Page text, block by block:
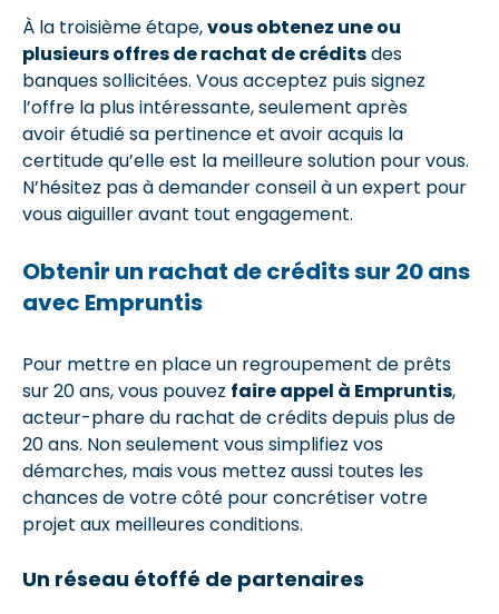
À la troisième étape,vous obtenez une ou
plusieurs offres de rachat de créditsdes
banques sollicitées. Vous acceptez puis signez
l’offre la plus intéressante, seulement après
avoir étudié sa pertinence et avoir acquis la
certitude qu’elle est la meilleure solution pour vous.
N’hésitez pas à demander conseil à un expert pour
vous aiguiller avant tout engagement.
Obtenir un rachat de crédits sur 20 ans
avec Empruntis
Pour mettre en place un regroupement de prêts
sur 20 ans, vous pouvez faire appel à Empruntis,
acteur-phare du rachat de crédits depuis plus de
20 ans. Non seulement vous simplifiez vos
démarches, mais vous mettez aussi toutes les
chances de votre côté pour concrétiser votre
projet aux meilleures conditions.
Un réseau étoffé de partenaires